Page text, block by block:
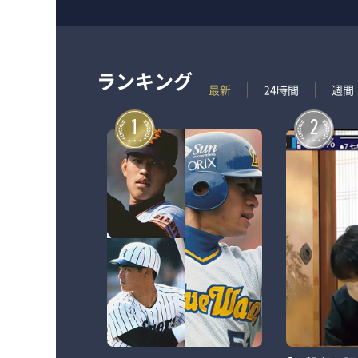
ランキング 最新 24時間 週間
1 2